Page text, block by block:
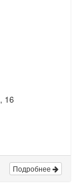
16
Подробнее